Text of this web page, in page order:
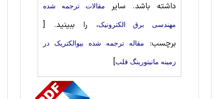
داشته باشد. سایر
مقالات ترجمه شده
مهندسی برق الکترونیک، را ببینید. [
برچسب:
مقاله ترجمه شده بیوالکتریک در
زمینه مانیتورینگ قلب]